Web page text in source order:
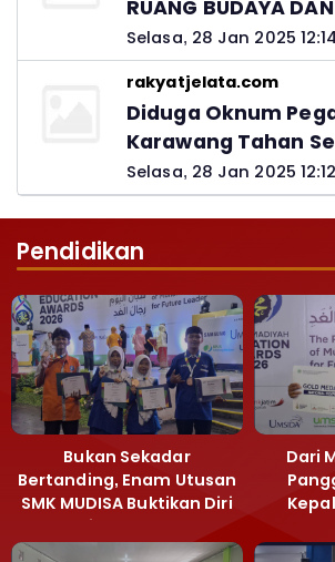
RUANG BUDAYA
LELUHUR NUSANTARA
Selasa, 28 Jan 2025
rakyatjelata.com
Diduga Oknum
Karawang Tahan
Pemohon PTSL
Selasa, 28 Jan 2025
Pendidikan
Bukan Sekadar
Bertanding, Enam Utusan
SMK MUDISA Buktikan Diri
di MEA 2026
Dari
Irvandy